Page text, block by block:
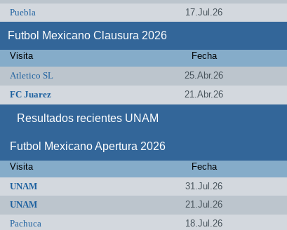
Puebla 17.Jul.26
Futbol Mexicano Clausura 2026
Visita Fecha
Atletico SL 25.Abr.26
FC Juarez 21.Abr.26
Resultados recientes UNAM
Futbol Mexicano Apertura 2026
Visita Fecha
UNAM 31.Jul.26
UNAM 21.Jul.26
Pachuca 18.Jul.26